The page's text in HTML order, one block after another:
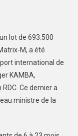
lot de 693.500
M, a été
international de
KAMBA,
Ce dernier a
ministre de la